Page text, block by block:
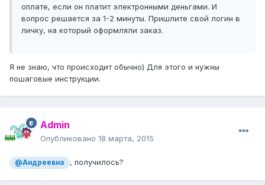
оплате, если он платит электронными деньгами. И
вопрос решается за 1-2 минуты. Пришлите свой логин в
личку, на который оформляли заказ.
Я не знаю, что происходит обычно) Для этого и нужны
пошаговые инструкции.
Admin
Опубликовано 18 марта, 2015
@Андреевна , получилось?